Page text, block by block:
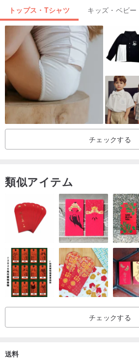
🎀市販されている一般的な薄い綿の布とは
濯後にゆがみ、保温が困難です。O²Bébé
やすく、純綿は通気性があり、耐久性があ
.O²Bébéは生地の品質要件を厳密に管理し
を持って着用できます。
🎀子供時代から最高のプレイメイトであっ
わいい「プレイメイト衣装」。これにより
生をより有意義に記録できます。
トップス・Tシャツ キッズ・ベビー
チェックする
類似アイテム
チェックする
送料